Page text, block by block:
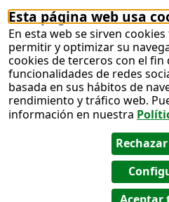
Esta página web usa
En esta web se sirven
permitir y optimizar su
cookies de terceros con el
funcionalidades de redes
basada en sus hábitos de
rendimiento y tráfico web.
información en nuestra